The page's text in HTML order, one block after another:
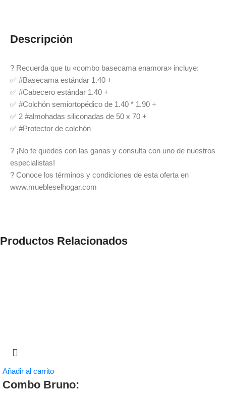
Descripción
? Recuerda que tu «combo basecama enamora» incluye:
✅ #Basecama estándar 1.40 +
✅ #Cabecero estándar 1.40 +
✅ #Colchón semiortopédico de 1.40 * 1.90 +
✅ 2 #almohadas siliconadas de 50 x 70 +
✅ #Protector de colchón
? ¡No te quedes con las ganas y consulta con uno de nuestros
especialistas!
? Conoce los términos y condiciones de esta oferta en
www.muebleselhogar.com
Productos Relacionados
Añadir al carrito
Combo Bruno: